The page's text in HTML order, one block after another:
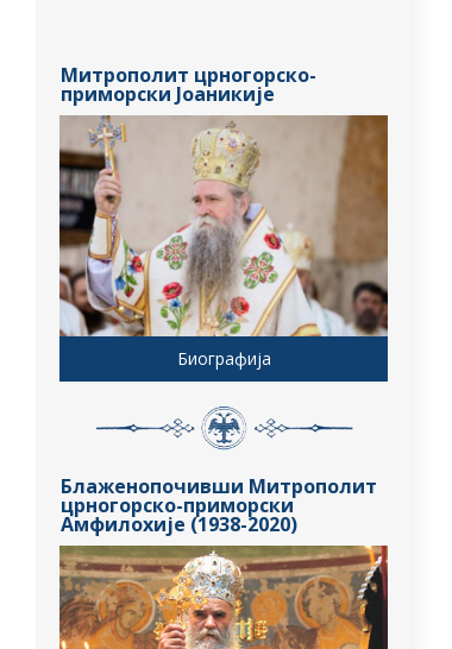
Митрополит црногорско-
приморски Јоаникије
Биографија
Блаженопочивши Митрополит
црногорско-приморски
Амфилохије (1938-2020)